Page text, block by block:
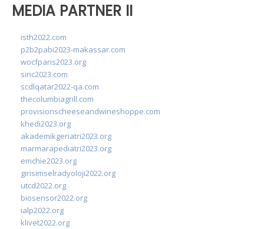
MEDIA PARTNER II
isth2022.com
p2b2pabi2023-makassar.com
wocfparis2023.org
sinc2023.com
scdlqatar2022-qa.com
thecolumbiagrill.com
provisionscheeseandwineshoppe.com
khedi2023.org
akademikgeriatri2023.org
marmarapediatri2023.org
emchie2023.org
girisimselradyoloji2022.org
utcd2022.org
biosensor2022.org
ialp2022.org
klivet2022.org